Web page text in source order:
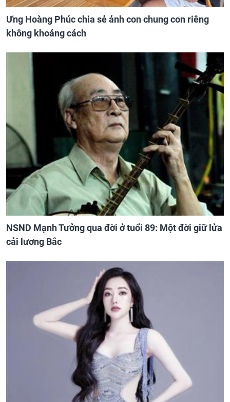
Ưng Hoàng Phúc chia sẻ ảnh con chung con riêng
không khoảng cách
NSND Mạnh Tưởng qua đời ở tuổi 89: Một đời giữ lửa
cải lương Bắc